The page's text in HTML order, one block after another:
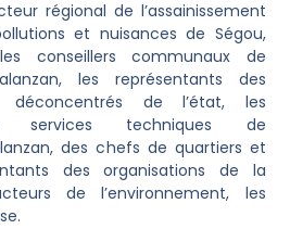
régional de l’assainissement
et nuisances de Ségou,
conseillers communaux de
les représentants des
déconcentrés de l’état, les
services techniques de
des chefs de quartiers et
des organisations de la
de l’environnement, les